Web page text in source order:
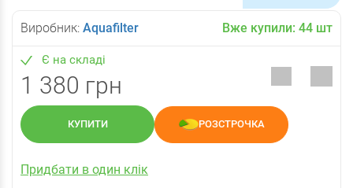
Виробник: Aquafilter Вже купили: 44 шт
Є на складі
1 380 грн
КУПИТИ РОЗСТРОЧКА
Придбати в один клік